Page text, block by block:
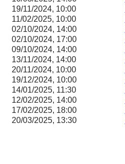
19/11/2024, 10:00
11/02/2025, 10:00
02/10/2024, 14:00
02/10/2024, 17:00
09/10/2024, 14:00
13/11/2024, 14:00
20/11/2024, 10:00
19/12/2024, 10:00
14/01/2025, 11:30
12/02/2025, 14:00
17/02/2025, 18:00
20/03/2025, 13:30